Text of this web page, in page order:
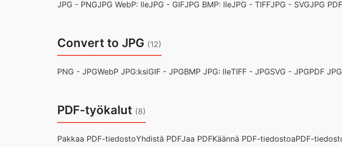
JPG - PNGJPG WebP: lleJPG - GIFJPG BMP: lleJPG - TIFFJPG - SVGJPG
Convert to JPG (12)
PNG - JPGWebP JPG:ksiGIF - JPGBMP JPG: lleTIFF - JPGSVG - JPGPDF
PDF-työkalut (8)
Pakkaa PDF-tiedostoYhdistä PDFJaa PDFKäännä PDF-tiedostoaPDF-